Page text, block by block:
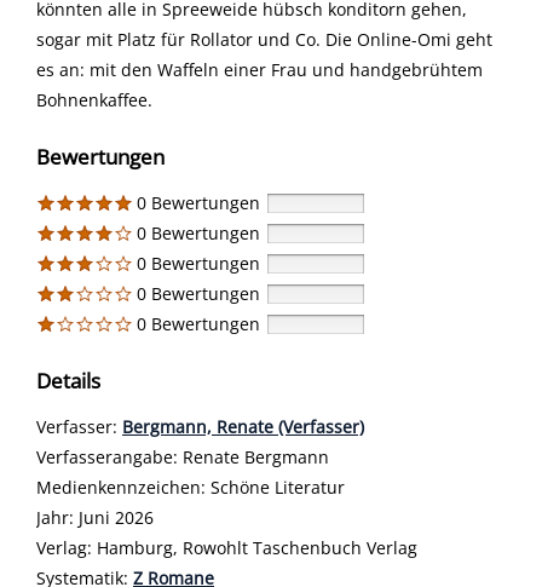
könnten alle in Spreeweide hübsch konditorn gehen,
sogar mit Platz für Rollator und Co. Die Online-Omi geht
es an: mit den Waffeln einer Frau und handgebrühtem
Bohnenkaffee.
Bewertungen
0 Bewertungen
0 Bewertungen
0 Bewertungen
0 Bewertungen
0 Bewertungen
Details
Verfasser: Suche nach diesem Verfasser
Bergmann, Renate (Verfasser)
Verfasserangabe: Renate Bergmann
Medienkennzeichen: Schöne Literatur
Jahr: Juni 2026
Verlag: Hamburg, Rowohlt Taschenbuch Verlag
opens in new tab
Diesen Link in neuem Tab öffnen
Systematik: Suche nach dieser Systematik
Z Romane